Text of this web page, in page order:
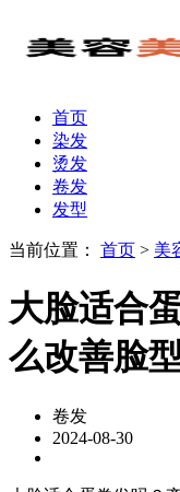
首页
染发
烫发
卷发
发型
当前位置： 首页 > 美
大脸适合
么改善脸型
卷发
2024-08-30